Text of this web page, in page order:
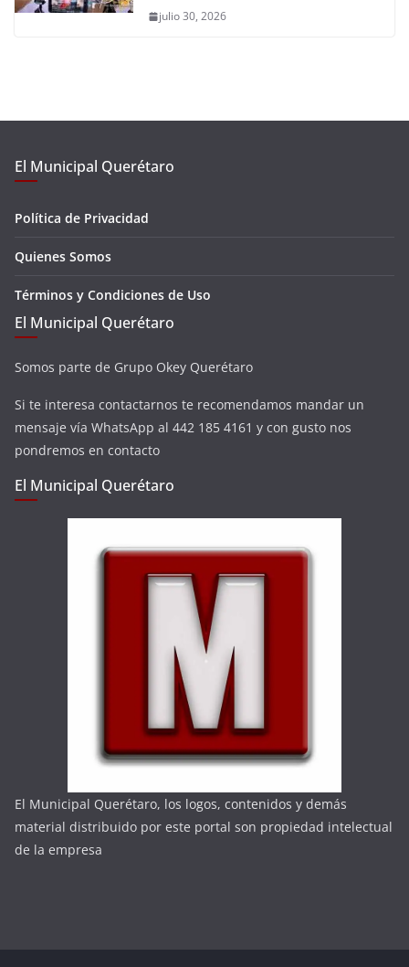
julio 30, 2026
El Municipal Querétaro
Política de Privacidad
Quienes Somos
Términos y Condiciones de Uso
El Municipal Querétaro
Somos parte de Grupo Okey Querétaro
Si te interesa contactarnos te recomendamos mandar un
mensaje vía WhatsApp al 442 185 4161 y con gusto nos
pondremos en contacto
El Municipal Querétaro
El Municipal Querétaro, los logos, contenidos y demás
material distribuido por este portal son propiedad intelectual
de la empresa